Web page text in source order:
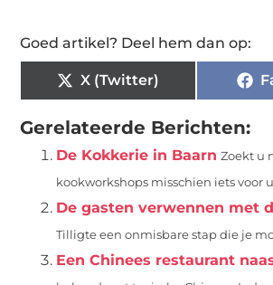
Goed artikel? Deel hem dan op:
X (Twitter)
Gerelateerde Berichten:
De Kokkerie in Baarn Zoekt u
kookworkshops misschien iets voor
De gasten verwennen met
Tilligte een onmisbare stap die je
Een Chinees restaurant